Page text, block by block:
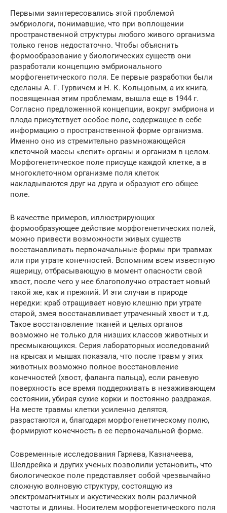
Первыми заинтересовались этой проблемой
эмбриологи, понимавшие, что при воплощении
пространственной структуры любого живого организма
только генов недостаточно. Чтобы объяснить
формообразование у биологических существ они
разработали концепцию эмбрионального
морфогенетического поля. Ее первые разработки были
сделаны А. Г. Гурвичем и Н. К. Кольцовым, а их книга,
посвященная этим проблемам, вышла еще в 1944 г.
Согласно предложенной концепции, вокруг эмбриона и
плода присутствует особое поле, содержащее в себе
информацию о пространственной форме организма.
Именно оно из стремительно размножающейся
клеточной массы «лепит» органы и организм в целом.
Морфогенетическое поле присуще каждой клетке, а в
многоклеточном организме поля клеток
накладываются друг на друга и образуют его общее
поле.
В качестве примеров, иллюстрирующих
формообразующее действие морфогенетических полей,
можно привести возможности живых существ
восстанавливать первоначальные формы при травмах
или при утрате конечностей. Вспомним всем известную
ящерицу, отбрасывающую в момент опасности свой
хвост, после чего у нее благополучно отрастает новый
такой же, как и прежний. И эти случаи в природе
нередки: краб отращивает новую клешню при утрате
старой, змея восстанавливает утраченный хвост и т.д.
Такое восстановление тканей и целых органов
возможно не только для низших классов животных и
пресмыкающихся. Серия лабораторных исследований
на крысах и мышах показала, что после травм у этих
животных возможно полное восстановление
конечностей (хвост, фаланга пальца), если раневую
поверхность все время поддерживать в незаживающем
состоянии, убирая сухие корки и постоянно раздражая.
На месте травмы клетки усиленно делятся,
разрастаются и, благодаря морфогенетическому полю,
формируют конечность в ее первоначальной форме.
Современные исследования Гаряева, Казначеева,
Шелдрейка и других ученых позволили установить, что
биологическое поле представляет собой чрезвычайно
сложную волновую структуру, состоящую из
электромагнитных и акустических волн различной
частоты и длины. Носителем морфогенетического поля